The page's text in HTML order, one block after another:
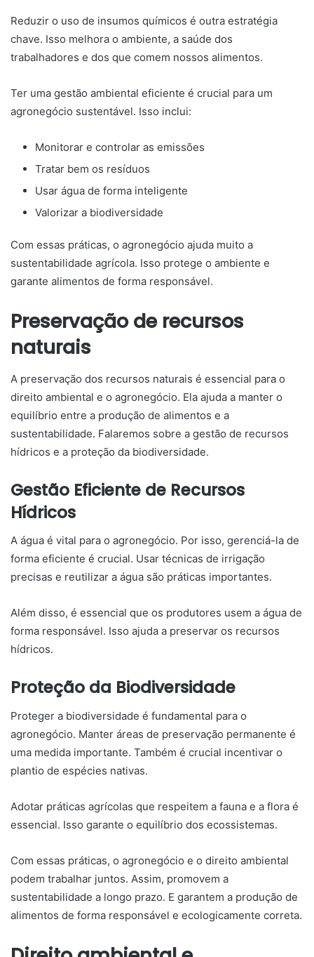
Reduzir o uso de insumos químicos é outra estratégia
chave. Isso melhora o ambiente, a saúde dos
trabalhadores e dos que comem nossos alimentos.
Ter uma gestão ambiental eficiente é crucial para um
agronegócio sustentável. Isso inclui:
Monitorar e controlar as emissões
Tratar bem os resíduos
Usar água de forma inteligente
Valorizar a biodiversidade
Com essas práticas, o agronegócio ajuda muito a
sustentabilidade agrícola. Isso protege o ambiente e
garante alimentos de forma responsável.
Preservação de recursos
naturais
A preservação dos recursos naturais é essencial para o
direito ambiental e o agronegócio. Ela ajuda a manter o
equilíbrio entre a produção de alimentos e a
sustentabilidade. Falaremos sobre a gestão de recursos
hídricos e a proteção da biodiversidade.
Gestão Eficiente de Recursos
Hídricos
A água é vital para o agronegócio. Por isso, gerenciá-la de
forma eficiente é crucial. Usar técnicas de irrigação
precisas e reutilizar a água são práticas importantes.
Além disso, é essencial que os produtores usem a água de
forma responsável. Isso ajuda a preservar os recursos
hídricos.
Proteção da Biodiversidade
Proteger a biodiversidade é fundamental para o
agronegócio. Manter áreas de preservação permanente é
uma medida importante. Também é crucial incentivar o
plantio de espécies nativas.
Adotar práticas agrícolas que respeitem a fauna e a flora é
essencial. Isso garante o equilíbrio dos ecossistemas.
Com essas práticas, o agronegócio e o direito ambiental
podem trabalhar juntos. Assim, promovem a
sustentabilidade a longo prazo. E garantem a produção de
alimentos de forma responsável e ecologicamente correta.